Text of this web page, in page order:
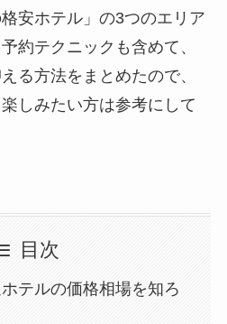
安ホテル」の3つのエリア
約テクニックも含めて、
る方法をまとめたので、
しみたい方は参考にして
目次
テルの価格相場を知ろ